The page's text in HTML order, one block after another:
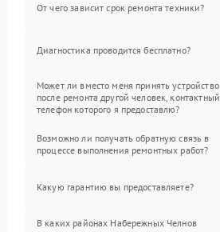
От чего зависит срок ремонта техники?
Диагностика проводится бесплатно?
Может ли вместо меня принять устройство
после ремонта другой человек, контактный
телефон которого я предоставлю?
Возможно ли получать обратную связь в
процессе выполнения ремонтных работ?
Какую гарантию вы предоставляете?
В каких районах Набережных Челнов